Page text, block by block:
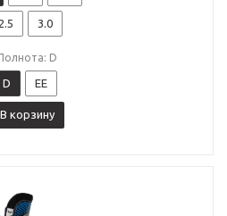
2.5 3.0
D
D EE
В корзину